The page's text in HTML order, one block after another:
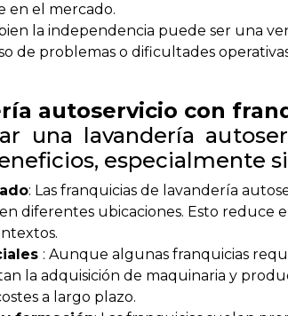
en el mercado.
bien la independencia puede ser una
de problemas o dificultades
autoservicio con
una lavandería
especialmente
: Las franquicias de lavandería
diferentes ubicaciones. Esto
: Aunque algunas franquicias
la adquisición de maquinaria y
a largo plazo.